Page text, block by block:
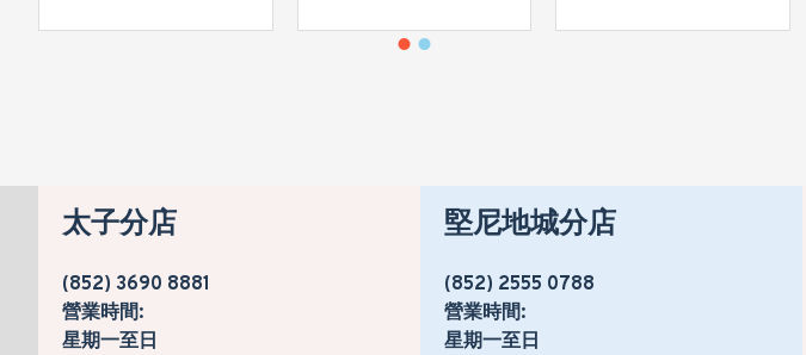
太子分店
(852) 3690 8881
營業時間:
星期一至日
堅尼地城分店
(852) 2555 0788
營業時間:
星期一至日